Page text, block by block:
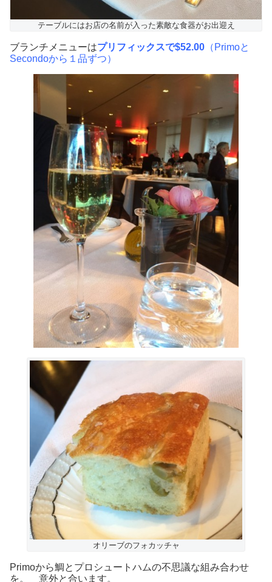
テーブルにはお店の名前が入った素敵な食器がお出迎え
ブランチメニューはプリフィックスで$52.00 （Primoと
Secondoから１品ずつ）
オリーブのフォカッチャ
Primoから鯛とプロシュートハムの不思議な組み合わせ
を。 意外と合います。